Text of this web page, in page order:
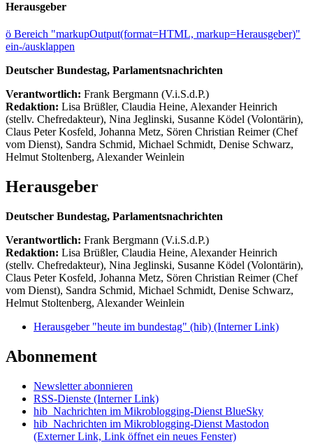
Herausgeber
ö Bereich "markupOutput(format=HTML, markup=Herausgeber)"
ein-/ausklappen
Deutscher Bundestag, Parlamentsnachrichten
Verantwortlich: Frank Bergmann (V.i.S.d.P.)
Redaktion: Lisa Brüßler, Claudia Heine, Alexander Heinrich
(stellv. Chefredakteur), Nina Jeglinski, Susanne Ködel (Volontärin),
Claus Peter Kosfeld, Johanna Metz, Sören Christian Reimer (Chef
vom Dienst), Sandra Schmid, Michael Schmidt, Denise Schwarz,
Helmut Stoltenberg, Alexander Weinlein
Herausgeber
Deutscher Bundestag, Parlamentsnachrichten
Verantwortlich: Frank Bergmann (V.i.S.d.P.)
Redaktion: Lisa Brüßler, Claudia Heine, Alexander Heinrich
(stellv. Chefredakteur), Nina Jeglinski, Susanne Ködel (Volontärin),
Claus Peter Kosfeld, Johanna Metz, Sören Christian Reimer (Chef
vom Dienst), Sandra Schmid, Michael Schmidt, Denise Schwarz,
Helmut Stoltenberg, Alexander Weinlein
Herausgeber "heute im bundestag" (hib) (Interner Link)
Abonnement
Newsletter abonnieren
RSS-Dienste (Interner Link)
hib_Nachrichten im Mikroblogging-Dienst BlueSky
hib_Nachrichten im Mikroblogging-Dienst Mastodon
(Externer Link, Link öffnet ein neues Fenster)